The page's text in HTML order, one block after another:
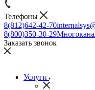
Телефоны
8(812)642-42-70
8(800)350-30-29
Заказать звонок
Услуги